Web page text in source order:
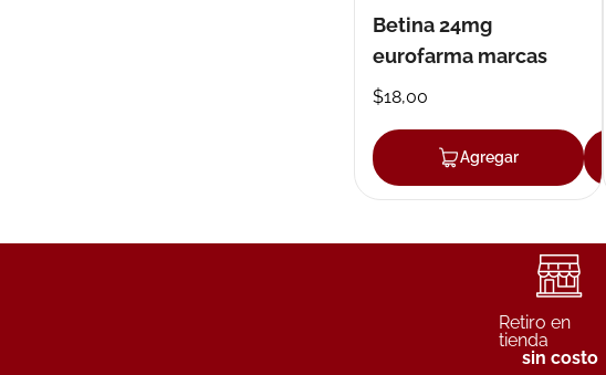
Betina 24mg
eurofarma marcas
$18,00
Agregar
Retiro en
tienda
sin costo